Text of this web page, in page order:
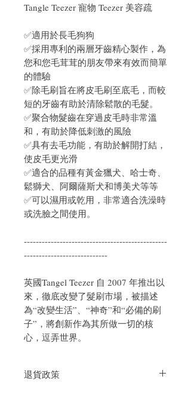
Tangle Teezer 寵物 Teezer 美容疏
✅適用於長毛狗狗
✅採用專利的兩層牙齒精心製作，為
您和您毛茸茸的朋友帶來有效而簡單
的體驗
✅除毛刷旨在將皮毛刷至底毛，而較
短的牙齒有助於清除鬆散的毛髮。
✅聚合物髮齒在穿過皮毛時非常溫
和，有助於降低刺激的風險
✅具有去毛功能，有助於解開打結，
使皮毛更光滑
✅適合的品種有黃金獵犬、哈士奇、
鬆獅犬、阿爾薩斯犬和博美犬等等
✅可以濕用或乾用，非常適合洗澡時
或洗臉之間使用。
------------------------------------------------
----------------------------
英國Tangel Teezer 自 2007 年推出以
來，徹底改變了髮刷市場，被描述
為“改變生活”、“神奇”和“必備的刷
子”，將創新作為其所做一切的核
心，逗弄世界。
退貨政策